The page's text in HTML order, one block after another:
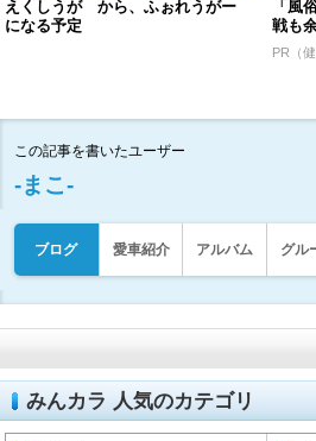
えくしうが から、ふぉれうがー
になる予定
「風
戦も
PR（
この記事を書いたユーザー
‐まこ‐
ブログ 愛車紹介 アルバム グル
みんカラ 人気のカテゴリ